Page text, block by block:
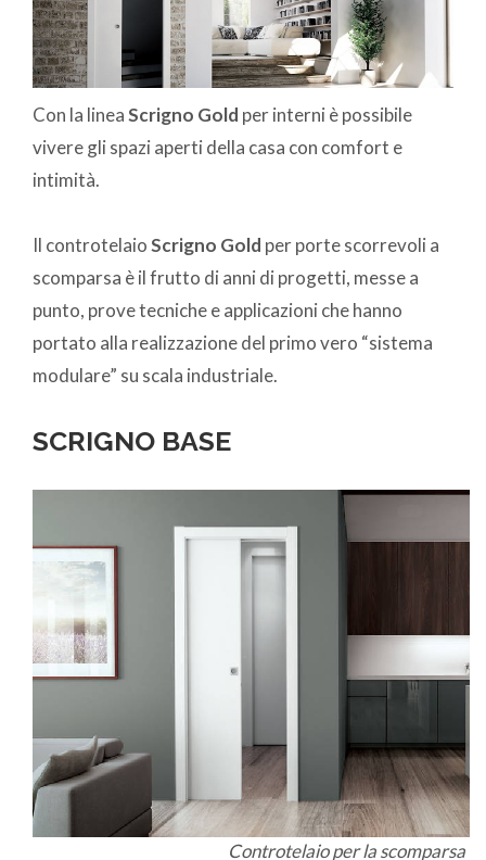
Con la lineaScrigno Gold per interni è possibile
vivere gli spazi aperti della casa con comfort e
intimità.
Il controtelaioScrigno Gold per porte scorrevoli a
scomparsa è il frutto di anni di progetti, messe a
punto, prove tecniche e applicazioni che hanno
portato alla realizzazione del primo vero “sistema
modulare” su scala industriale.
SCRIGNO BASE
Controtelaio per la scomparsa